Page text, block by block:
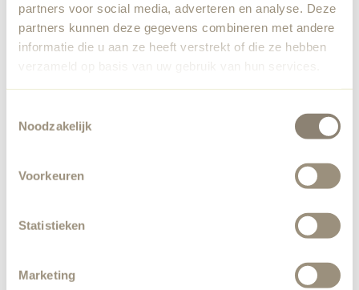
partners voor social media, adverteren en analyse. Deze
partners kunnen deze gegevens combineren met andere
informatie die u aan ze heeft verstrekt of die ze hebben
verzameld op basis van uw gebruik van hun services.
Noodzakelijk
Voorkeuren
Statistieken
Marketing